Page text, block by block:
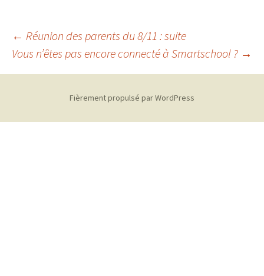
Navigation
des
articles
← Réunion des parents du 8/11 : suite
Vous n’êtes pas encore connecté à Smartschool ? →
Fièrement propulsé par WordPress